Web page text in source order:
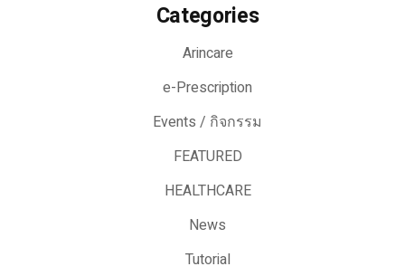
Categories
Arincare
e-Prescription
Events / กิจกรรม
FEATURED
HEALTHCARE
News
Tutorial